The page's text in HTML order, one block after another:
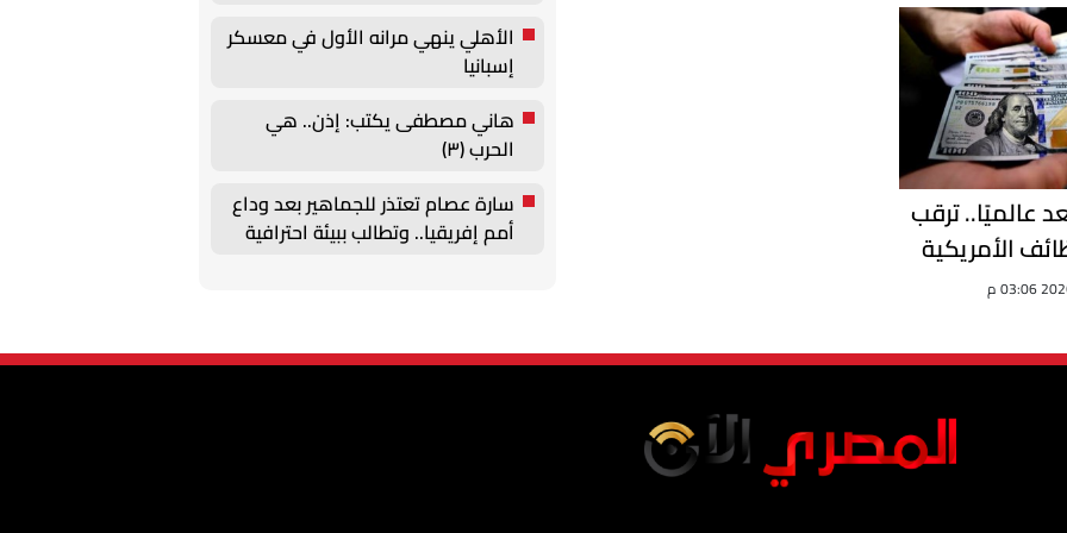
عالميًا.. ترقب
الأمريكية
العملة
الأهلي ينهي مرانه الأول في معسكر
إسبانيا
هاني مصطفى يكتب: إذن.. هي
الحرب (٣)
سارة عصام تعتذر للجماهير بعد وداع
أمم إفريقيا.. وتطالب ببيئة احترافية